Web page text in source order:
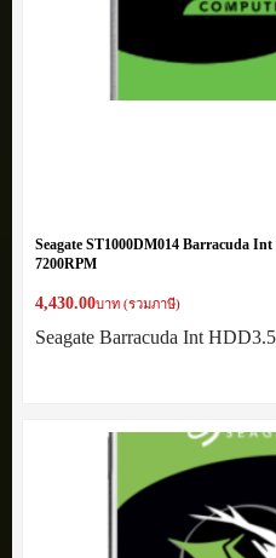
Seagate ST1000DM014 Barracuda
7200RPM
4,430.00บาท (รวมภาษี)
Seagate Barracuda Int